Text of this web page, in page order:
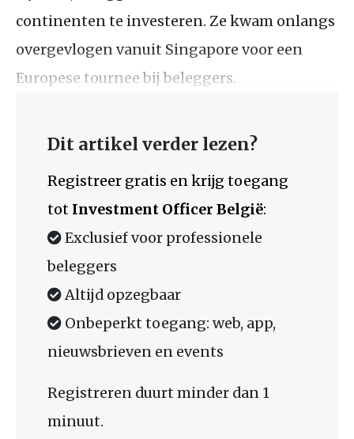
continenten te investeren. Ze kwam onlangs
overgevlogen vanuit Singapore voor een
Europese tournee bij beleggers.
Dit artikel verder lezen?
Registreer gratis en krijg toegang
tot Investment Officer België:
Exclusief voor professionele
beleggers
Altijd opzegbaar
Onbeperkt toegang: web, app,
nieuwsbrieven en events
Registreren duurt minder dan 1
minuut.